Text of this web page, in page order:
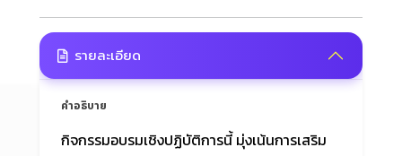
รายละเอียด
คำอธิบาย
กิจกรรมอบรมเชิงปฏิบัติการนี้ มุ่งเน้นการเสริม